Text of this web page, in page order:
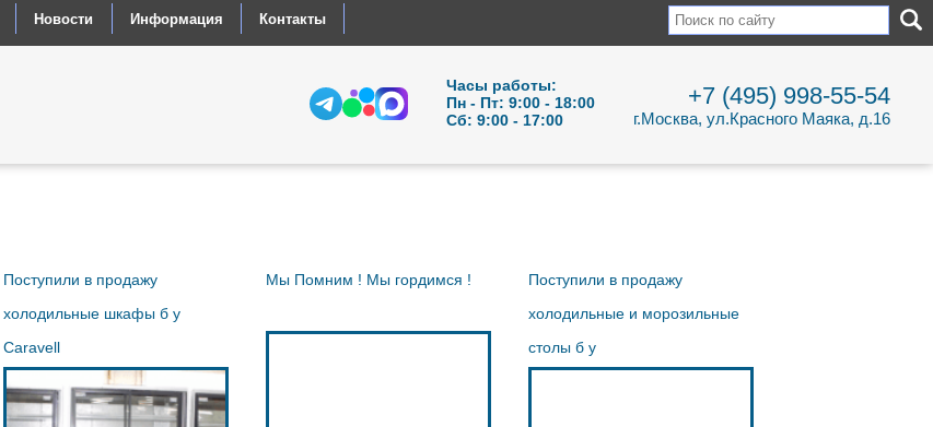
Новости Информация Контакты
Часы работы:
Пн - Пт: 9:00 - 18:00
Сб: 9:00 - 17:00
+7 (495) 998-55-54
г.Москва, ул.Красного Маяка, д.16
Поступили в продажу
холодильные шкафы б у
Caravell
Мы Помним ! Мы гордимся !
Поступили в продажу
холодильные и морозильные
столы б у